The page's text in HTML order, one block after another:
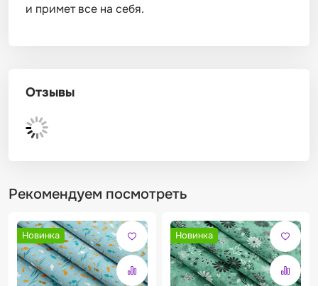
и примет все на себя.
Отзывы
Рекомендуем посмотреть
Новинка Новинка